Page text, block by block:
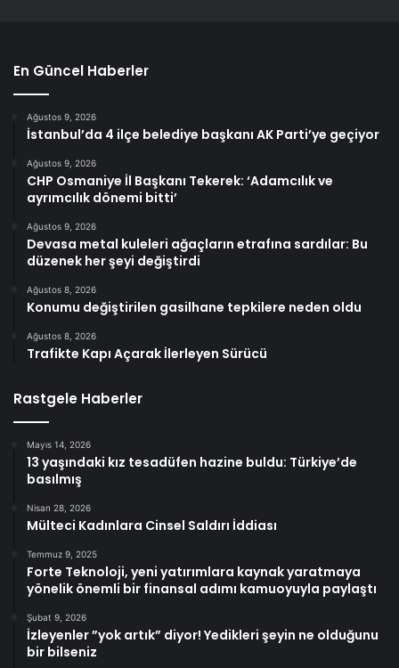
En Güncel Haberler
Ağustos 9, 2026
İstanbul’da 4 ilçe belediye başkanı AK Parti’ye geçiyor
Ağustos 9, 2026
CHP Osmaniye İl Başkanı Tekerek: ‘Adamcılık ve
ayrımcılık dönemi bitti’
Ağustos 9, 2026
Devasa metal kuleleri ağaçların etrafına sardılar: Bu
düzenek her şeyi değiştirdi
Ağustos 8, 2026
Konumu değiştirilen gasilhane tepkilere neden oldu
Ağustos 8, 2026
Trafikte Kapı Açarak İlerleyen Sürücü
Rastgele Haberler
Mayıs 14, 2026
13 yaşındaki kız tesadüfen hazine buldu: Türkiye’de
basılmış
Nisan 28, 2026
Mülteci Kadınlara Cinsel Saldırı İddiası
Temmuz 9, 2025
Forte Teknoloji, yeni yatırımlara kaynak yaratmaya
yönelik önemli bir finansal adımı kamuoyuyla paylaştı
Şubat 9, 2026
İzleyenler ”yok artık” diyor! Yedikleri şeyin ne olduğunu
bir bilseniz